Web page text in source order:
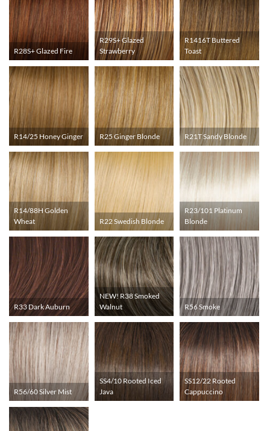
R28S+ Glazed Fire
R29S+ Glazed
Strawberry
R1416T Buttered
Toast
R14/25 Honey Ginger R25 Ginger Blonde R21T Sandy Blonde
R14/88H Golden
Wheat
R22 Swedish Blonde
R23/101 Platinum
Blonde
R33 Dark Auburn
NEW! R38 Smoked
Walnut
R56 Smoke
R56/60 Silver Mist
SS4/10 Rooted Iced
Java
SS12/22 Rooted
Cappuccino